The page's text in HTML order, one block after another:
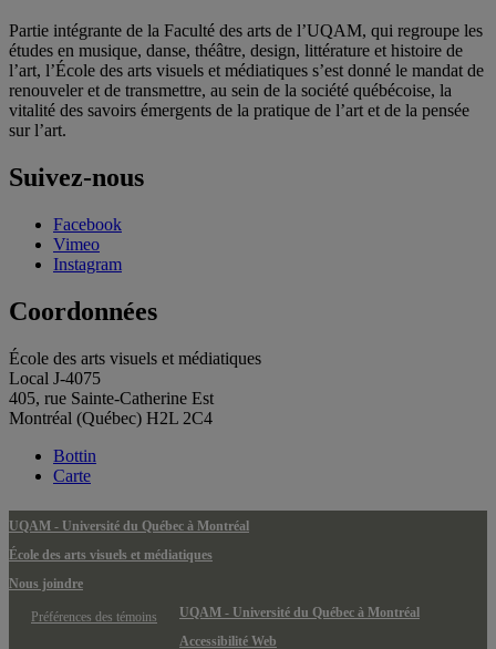
Partie intégrante de la Faculté des arts de l’UQAM, qui regroupe les
études en musique, danse, théâtre, design, littérature et histoire de
l’art, l’École des arts visuels et médiatiques s’est donné le mandat de
renouveler et de transmettre, au sein de la société québécoise, la
vitalité des savoirs émergents de la pratique de l’art et de la pensée
sur l’art.
Suivez-nous
Facebook
Vimeo
Instagram
Coordonnées
École des arts visuels et médiatiques
Local J-4075
405, rue Sainte-Catherine Est
Montréal (Québec) H2L 2C4
Bottin
Carte
UQAM - Université du Québec à Montréal
École des arts visuels et médiatiques
Nous joindre
Préférences des témoins
UQAM - Université du Québec à Montréal
Accessibilité Web